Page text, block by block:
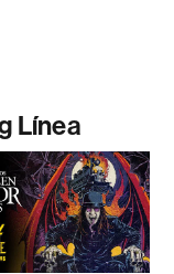
Línea